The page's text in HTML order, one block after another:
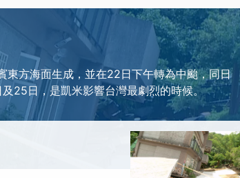
方海面生成，並在22日下午轉為中颱，同日
25日，是凱米影響台灣最劇烈的時候。